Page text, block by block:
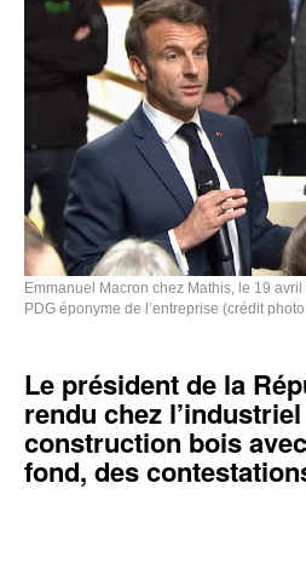
Emmanuel Macron chez Mathis, le 19
PDG éponyme de l’entreprise (crédit
Le président de la
rendu chez
construction bois
fond, des